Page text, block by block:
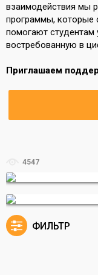
взаимодействия мы
программы, которые
помогают студентам
востребованную в
Приглашаем
4547
ФИЛЬТР